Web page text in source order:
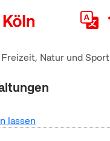
Freizeit, Natur und Sport
lassen